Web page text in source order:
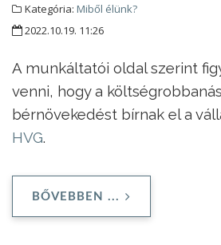
Kategória: Miből élünk?
2022.10.19. 11:26
A munkáltatói oldal szerint
venni, hogy a
bérnövekedést bírnak el a
HVG.
BŐVEBBEN ...